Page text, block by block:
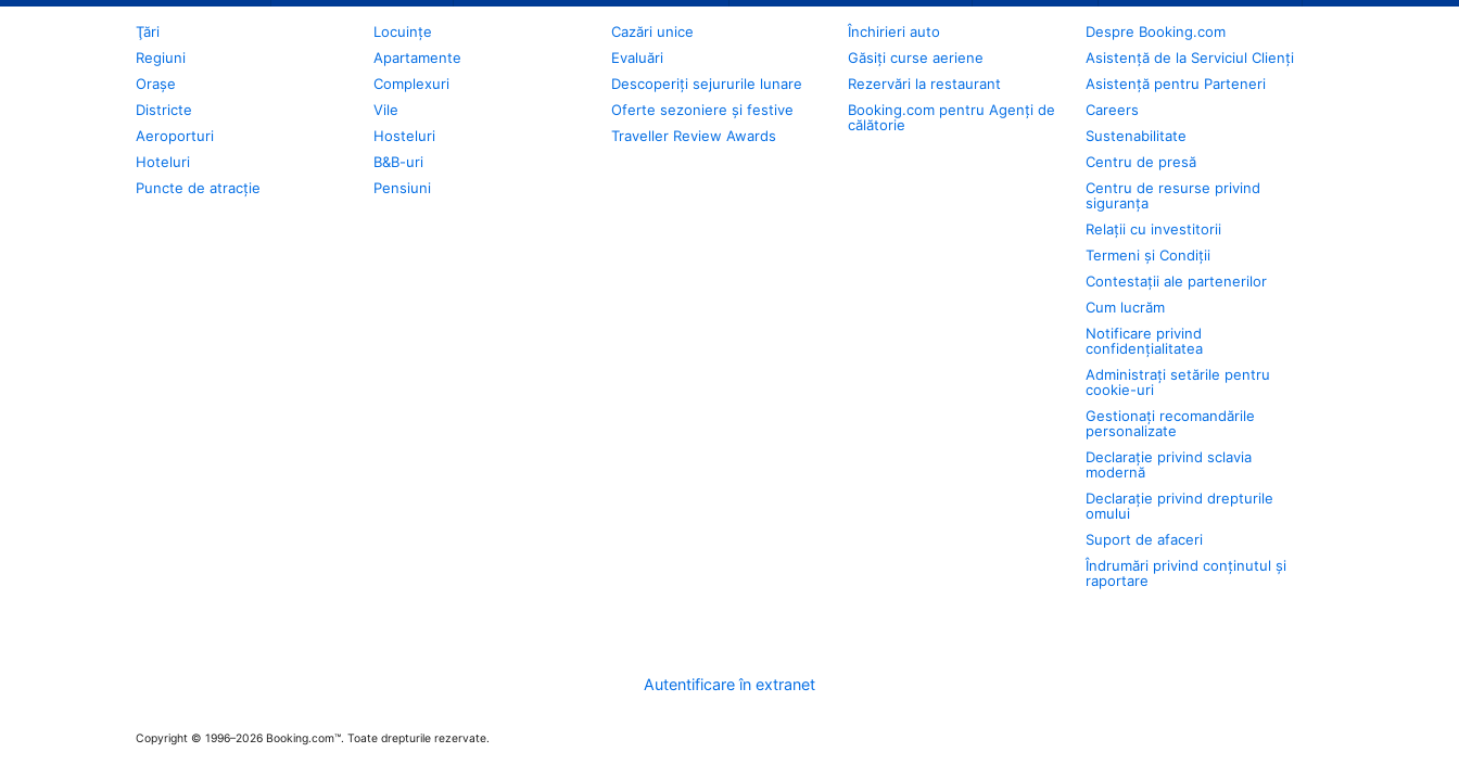
Ţări
Regiuni
Oraşe
Districte
Aeroporturi
Hoteluri
Puncte de atracţie
Locuințe
Apartamente
Complexuri
Vile
Hosteluri
B&B-uri
Pensiuni
Cazări unice
Evaluări
Descoperiți sejururile lunare
Oferte sezoniere și festive
Traveller Review Awards
Închirieri auto
Găsiți curse aeriene
Rezervări la restaurant
Booking.com pentru Agenți de
călătorie
Despre Booking.com
Asistență de la Serviciul Clienți
Asistență pentru Parteneri
Careers
Sustenabilitate
Centru de presă
Centru de resurse privind
siguranța
Relații cu investitorii
Termeni și Condiții
Contestații ale partenerilor
Cum lucrăm
Notificare privind
confidențialitatea
Administrați setările pentru
cookie-uri
Gestionați recomandările
personalizate
Declarație privind sclavia
modernă
Declarație privind drepturile
omului
Suport de afaceri
Îndrumări privind conținutul și
raportare
Autentificare în extranet
Copyright © 1996–2026 Booking.com™. Toate drepturile rezervate.